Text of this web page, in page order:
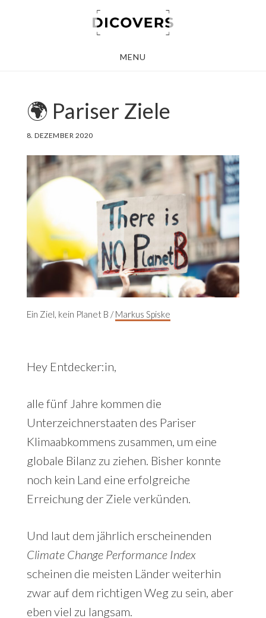
MENU
🌍 Pariser Ziele
8. DEZEMBER 2020
Ein Ziel, kein Planet B /Markus Spiske
Hey Entdecker:in,
alle fünf Jahre kommen die
Unterzeichnerstaaten des Pariser
Klimaabkommens zusammen, um eine
globale Bilanz zu ziehen. Bisher konnte
noch kein Land eine erfolgreiche
Erreichung der Ziele verkünden.
Und laut dem jährlich erscheinenden
Climate Change Performance Index
scheinen die meisten Länder weiterhin
zwar auf dem richtigen Weg zu sein, aber
eben viel zu langsam.